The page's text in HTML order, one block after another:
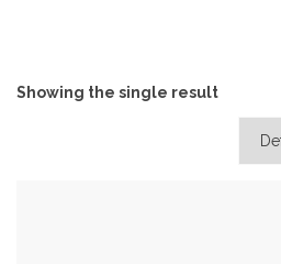
Showing the single result